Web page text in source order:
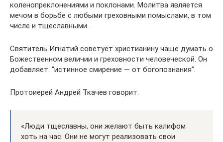
коленопреклонениями и поклонами. Молитва является
мечом в борьбе с любыми греховными помыслами, в том
числе и тщеславными.
Святитель Игнатий советует христианину чаще думать о
Божественном величии и греховности человеческой. Он
добавляет: “истинное смирение — от богопознания”.
Протоиерей Андрей Ткачев говорит:
«Люди тщеславны, они желают быть калифом
хоть на час. Они не могут реализовать свои